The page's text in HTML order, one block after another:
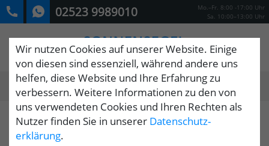
02523 9989010
Mo.–Fr. 8:00 -17:00 Uhr
Sa. 10:00–13:00 Uhr
0
Wir nutzen Cookies auf unserer Website. Einige
von diesen sind essenziell, während andere uns
helfen, diese Website und Ihre Erfahrung zu
verbessern. Weitere Informationen zu den von
uns verwendeten Cookies und Ihren Rechten als
Nutzer finden Sie in unserer Daten­schutz­
erklärung.